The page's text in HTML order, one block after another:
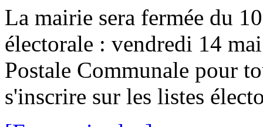
La mairie sera fermée du
électorale : vendredi 14
Postale Communale pour
s'inscrire sur les listes